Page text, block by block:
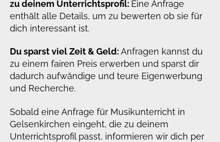
zu deinem Unterrichtsprofil: Eine Anfrage
enthält alle Details, um zu bewerten ob sie für
dich interessant ist.
Du sparst viel Zeit & Geld:Anfragen kannst du
zu einem fairen Preis erwerben und sparst dir
dadurch aufwändige und teure Eigenwerbung
und Recherche.
Sobald eine Anfrage für Musikunterricht in
Gelsenkirchen eingeht, die zu deinem
Unterrichtsprofil passt, informieren wir dich per